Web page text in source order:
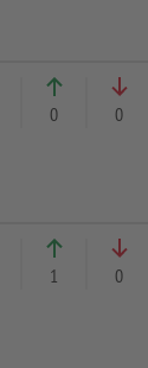
0 0
1 0